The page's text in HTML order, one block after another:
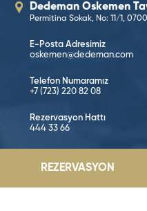
Dedeman Oskemen
Permitina Sokak, No: 11/1,
E-Posta Adresimiz
oskemen@dedeman.com
Telefon Numaramız
+7 (723) 220 82 08
Rezervasyon Hattı
444 33 66
KONUMA GİT
REZERVASYON